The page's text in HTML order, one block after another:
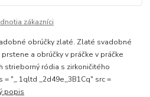
zákazníci
obrúčky zlaté. Zlaté svadobné
a obrúčky v práčke v práčke
strieborný ródia s zirkoničitého
"_ 1qltd _2d49e_3B1Cq" src =
popis